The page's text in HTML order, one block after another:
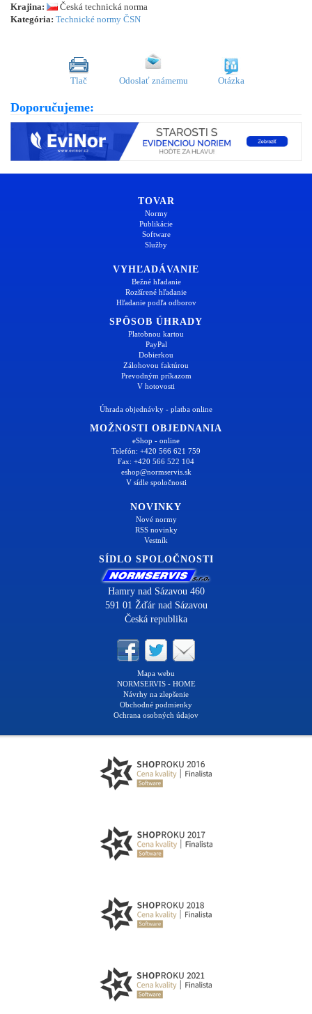
Krajina:
Česká technická norma
Kategória: Technické normy ČSN
Tlač Odoslať známemu Otázka
Doporučujeme:
TOVAR
Normy
Publikácie
Software
Služby
VYHĽADÁVANIE
Bežné hľadanie
Rozšírené hľadanie
Hľadanie podľa odborov
SPÔSOB ÚHRADY
Platobnou kartou
PayPal
Dobierkou
Zálohovou faktúrou
Prevodným príkazom
V hotovosti
Úhrada objednávky - platba online
MOŽNOSTI OBJEDNANIA
eShop - online
Telefón: +420 566 621 759
Fax: +420 566 522 104
eshop@normservis.sk
V sídle spoločnosti
NOVINKY
Nové normy
RSS novinky
Vestník
SÍDLO SPOLOČNOSTI
Hamry nad Sázavou 460
591 01 Žďár nad Sázavou
Česká republika
Mapa webu
NORMSERVIS - HOME
Návrhy na zlepšenie
Obchodné podmienky
Ochrana osobných údajov